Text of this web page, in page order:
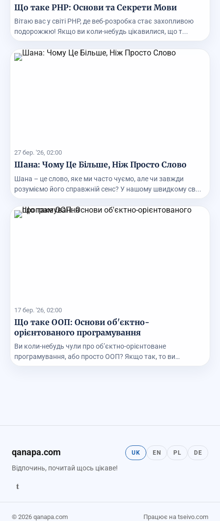
Що таке PHP: Основи та Секрети Мови
Вітаю вас у світі PHP, де веб-розробка стає захопливою
подорожжю! Якщо ви коли-небудь цікавилися, що т...
27 бер. '26, 02:00
Шана: Чому Це Більше, Ніж Просто Слово
Шана – це слово, яке ми часто чуємо, але чи завжди
розуміємо його справжній сенс? У нашому швидкому св...
17 бер. '26, 02:00
Що таке ООП: Основи об'єктно-
орієнтованого програмування
Ви коли-небудь чули про об’єктно-орієнтоване
програмування, або просто ООП? Якщо так, то ви
qanapa.com
Відпочинь, почитай щось цікаве!
t
UK EN PL DE
© 2026 qanapa.com Працює на tseivo.com